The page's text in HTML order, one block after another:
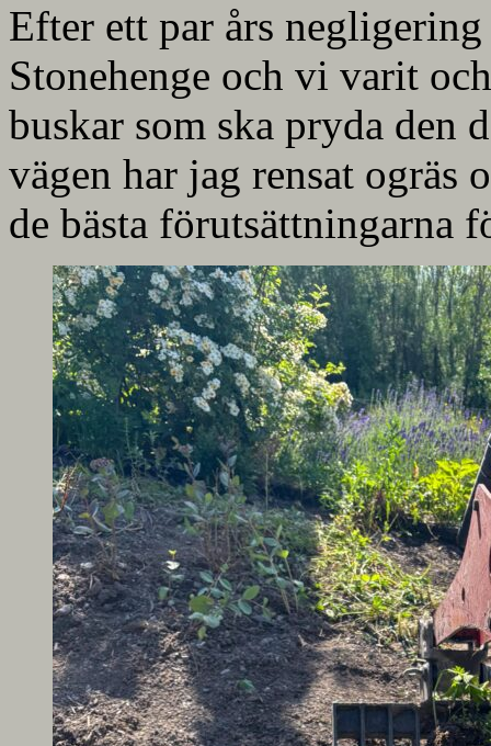
Efter ett par års
Stonehenge och vi varit
buskar som ska pryda den
vägen har jag rensat ogräs
de bästa förutsättningarna